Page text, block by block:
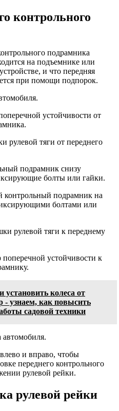
контрольного
подрамника
на подъемнике или
и что передняя
при помощи подпорок.
устойчивости от
рулевой тяги от переднего
подрамник снизу
болты или гайки.
контрольный подрамник на
болтами или
рулевой тяги к переднему
поперечной устойчивости к
колеса от
- узнаем, как повысить
садовой техники
автомобиля.
и вправо, чтобы
переднего контрольного
рулевой рейки.
рулевой рейки